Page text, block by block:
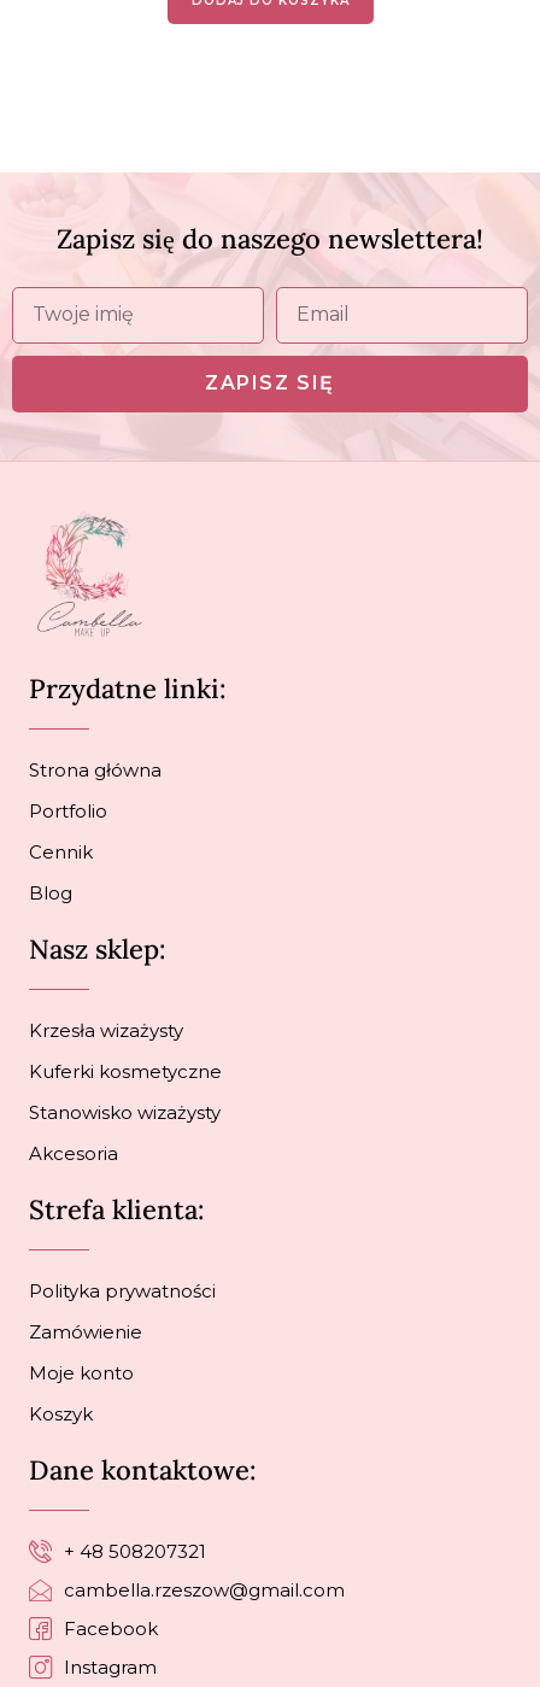
Zapisz się do naszego newslettera!
ZAPISZ SIĘ
Przydatne linki:
Strona główna
Portfolio
Cennik
Blog
Nasz sklep:
Krzesła wizażysty
Kuferki kosmetyczne
Stanowisko wizażysty
Akcesoria
Strefa klienta:
Polityka prywatności
Zamówienie
Moje konto
Koszyk
Dane kontaktowe:
+ 48 508207321
cambella.rzeszow@gmail.com
Facebook
Instagram